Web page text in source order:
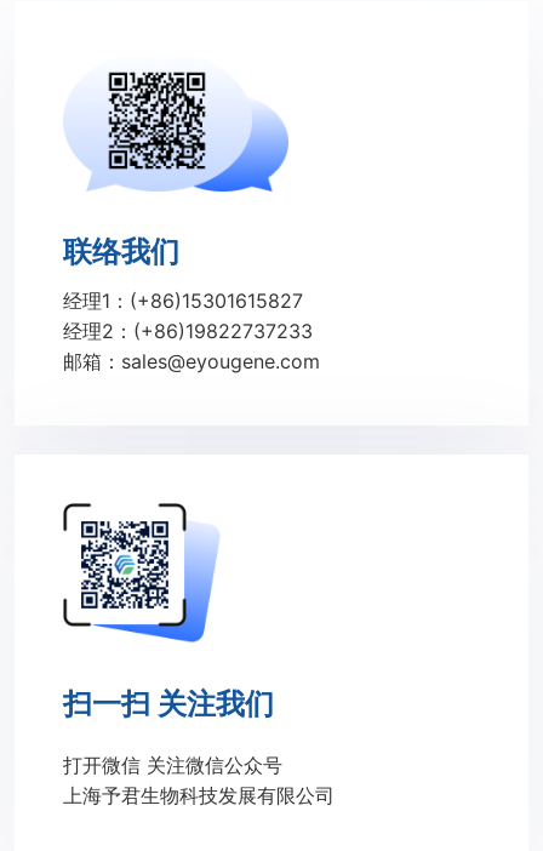
联络我们
经理1：(+86)15301615827
经理2：(+86)19822737233
邮箱：sales@eyougene.com
扫一扫 关注我们
打开微信 关注微信公众号
上海予君生物科技发展有限公司